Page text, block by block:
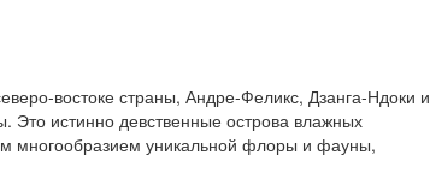
востоке страны, Андре-Феликс, Дзанга-Ндоки и
истинно девственные острова влажных
многообразием уникальной флоры и фауны,